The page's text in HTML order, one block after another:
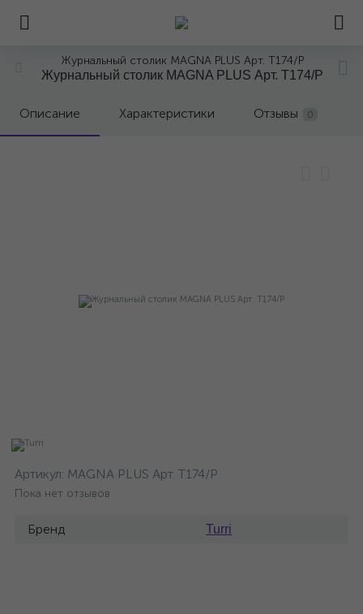
Журнальный столик MAGNA PLUS Арт. T174/P
Журнальный столик MAGNA PLUS Арт. T174/P
Описание Характеристики Отзывы 0
Артикул: MAGNA PLUS Арт. T174/P
Пока нет отзывов
Бренд Turri